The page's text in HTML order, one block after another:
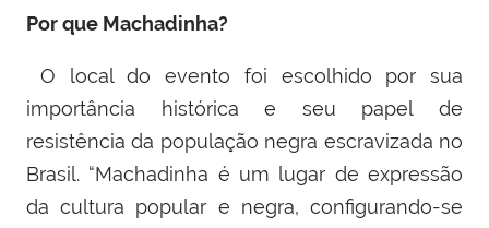
Por que Machadinha?
O local do evento foi escolhido por sua
importância histórica e seu papel de
resistência da população negra escravizada no
Brasil. “Machadinha é um lugar de expressão
da cultura popular e negra, configurando-se